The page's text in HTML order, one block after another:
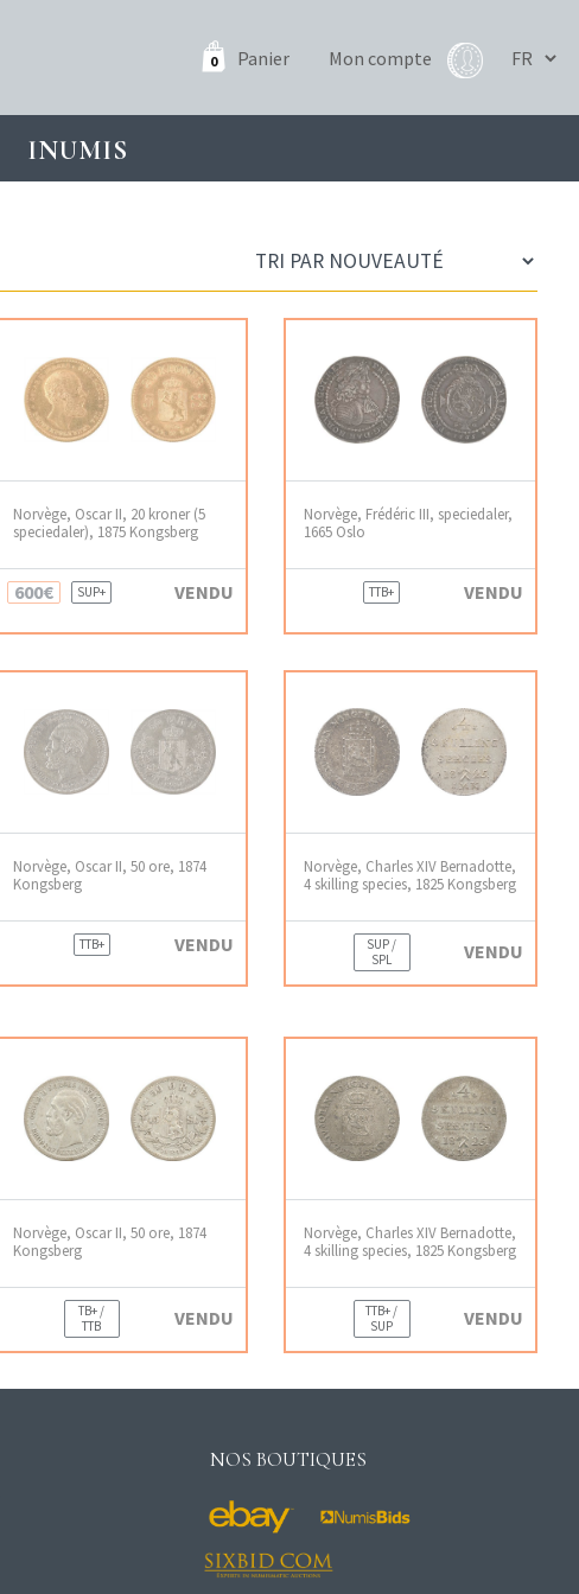
0 Panier Mon compte
INUMIS
Norvège, Oscar II, 20 kroner (5
speciedaler), 1875 Kongsberg
600€ SUP+ VENDU
Norvège, Frédéric III, speciedaler,
1665 Oslo
TTB+ VENDU
Norvège, Oscar II, 50 ore, 1874
Kongsberg
TTB+ VENDU
Norvège, Charles XIV Bernadotte,
4 skilling species, 1825 Kongsberg
SUP /
SPL
VENDU
Norvège, Oscar II, 50 ore, 1874
Kongsberg
TB+ /
TTB
VENDU
Norvège, Charles XIV Bernadotte,
4 skilling species, 1825 Kongsberg
TTB+ /
SUP
VENDU
NOS BOUTIQUES